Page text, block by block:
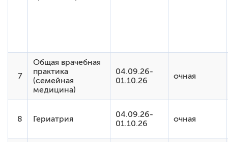
7
Общая врачебная
практика
(семейная
медицина)
04.09.26-
01.10.26
очная
8 Гериатрия
04.09.26-
01.10.26
очная